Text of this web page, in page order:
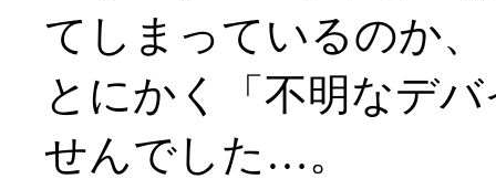
てしまっているのか、
とにかく「不明なデ
せんでした…。